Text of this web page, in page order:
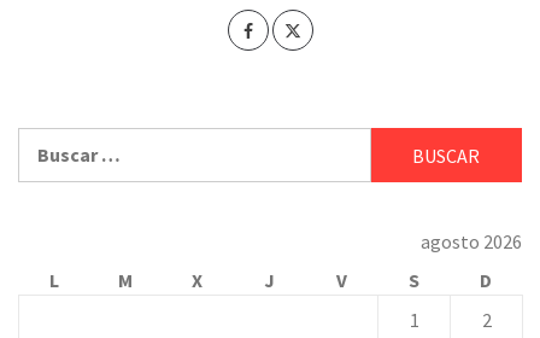
agosto 2026
L
M X J V S
D
1
2